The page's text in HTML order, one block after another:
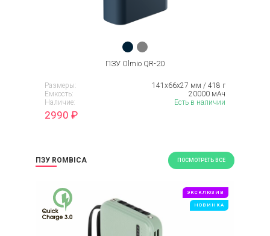
ПЗУ Olmio QR-20
Размеры:
141х66х27 мм / 418 г
Ёмкость:
20000 мАч
Наличие:
Есть в наличии
2990 ₽
ПЗУ ROMBICA ПОСМОТРЕТЬ ВСЕ
ЭКСКЛЮЗИВ
НОВИНКА